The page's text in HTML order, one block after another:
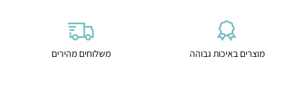
מוצרים באיכות גבוהה משלוחים מהירים